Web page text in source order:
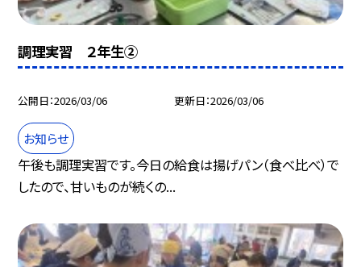
調理実習 ２年生②
公開日 2026/03/06 更新日 2026/03/06
お知らせ
午後も調理実習です。今日の給食は揚げパン（食べ比べ）で
したので、甘いものが続くの...